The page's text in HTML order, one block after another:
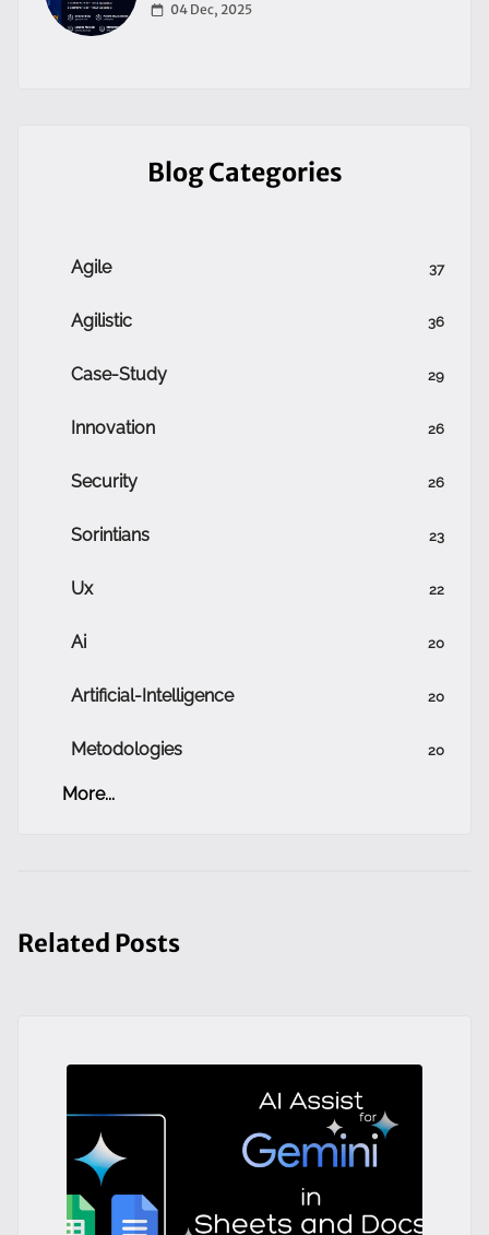
04 Dec, 2025
Blog Categories
Agile 37
Agilistic 36
Case-Study 29
Innovation 26
Security 26
Sorintians 23
Ux 22
Ai 20
Artificial-Intelligence 20
Metodologies 20
More...
Related Posts